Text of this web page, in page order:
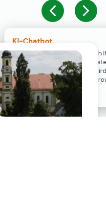
KI-Chatbot
Der KI-Chatbot steht erst nach
Einwilligung in den Cookie-
Verfügung. Der Chat-Verlauf
ausschließlich lokal in Ihrem
gespeichert.